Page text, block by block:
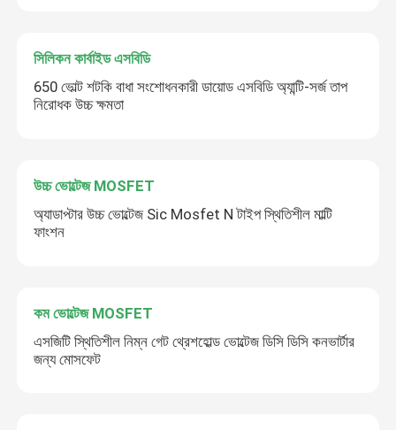
সিলিকন কার্বাইড এসবিডি
650 ভোল্ট শটকি বাধা সংশোধনকারী ডায়োড এসবিডি অ্যান্টি-সর্জ তাপ
নিরোধক উচ্চ ক্ষমতা
উচ্চ ভোল্টেজ MOSFET
অ্যাডাপ্টার উচ্চ ভোল্টেজ Sic Mosfet N টাইপ স্থিতিশীল মাল্টি
ফাংশন
কম ভোল্টেজ MOSFET
এসজিটি স্থিতিশীল নিম্ন গেট থ্রেশহোল্ড ভোল্টেজ ডিসি ডিসি কনভার্টার
জন্য মোসফেট